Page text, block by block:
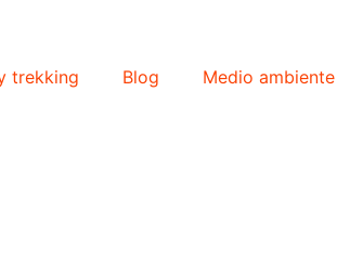
trekking Blog Medio ambiente